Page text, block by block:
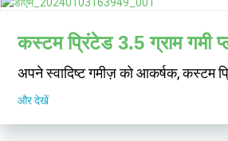
कस्टम प्रिंटेड 3.5 ग्राम गमी
अपने स्वादिष्ट गमीज़ को आकर्षक, कस्टम
और देखें